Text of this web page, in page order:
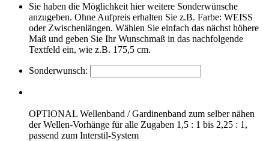
Sie haben die Möglichkeit hier weitere Sonderwünsche
anzugeben. Ohne Aufpreis erhalten Sie z.B. Farbe: WEISS
oder Zwischenlängen. Wählen Sie einfach das nächst höhere
Maß und geben Sie Ihr Wunschmaß in das nachfolgende
Textfeld ein, wie z.B. 175,5 cm.
Sonderwunsch:
OPTIONAL Wellenband / Gardinenband zum selber nähen
der Wellen-Vorhänge für alle Zugaben 1,5 : 1 bis 2,25 : 1,
passend zum Interstil-System